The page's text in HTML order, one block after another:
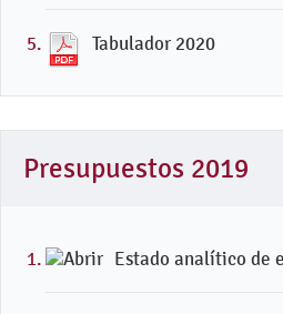
Tabulador 2020
Presupuestos 2019
Estado analítico de